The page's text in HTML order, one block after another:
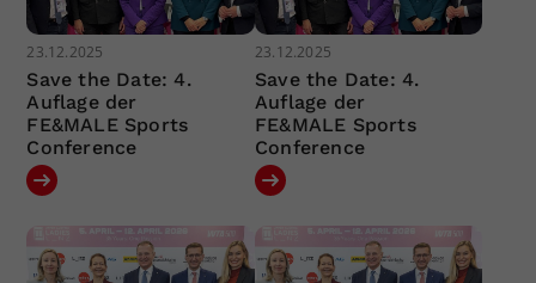
23.12.2025
Save the Date: 4.
Auflage der
FE&MALE Sports
Conference
23.12.2025
Save the Date: 4.
Auflage der
FE&MALE Sports
Conference